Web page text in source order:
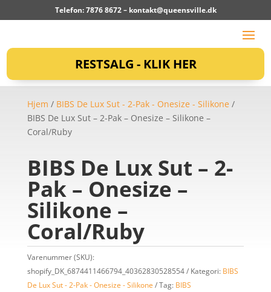
Telefon: 7876 8672 – kontakt@queensville.dk
RESTSALG - KLIK HER
Hjem / BIBS De Lux Sut - 2-Pak - Onesize - Silikone /
BIBS De Lux Sut – 2-Pak – Onesize – Silikone –
Coral/Ruby
BIBS De Lux Sut – 2-
Pak – Onesize –
Silikone –
Coral/Ruby
Varenummer (SKU):
shopify_DK_6874411466794_40362830528554
Kategori: BIBS
De Lux Sut - 2-Pak - Onesize - Silikone
Tag: BIBS